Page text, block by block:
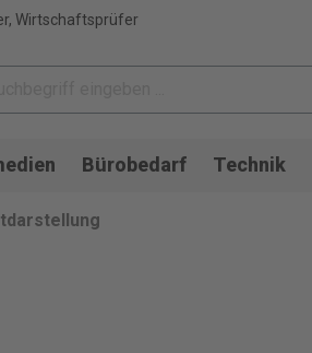
Wirtschaftsprüfer
Bürobedarf Technik